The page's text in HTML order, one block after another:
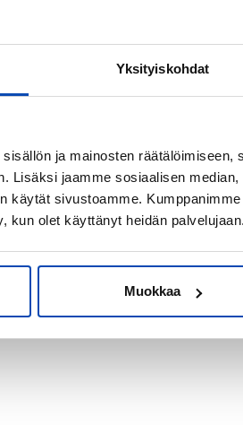
Yksityiskohdat
ja mainosten
Lisäksi jaamme sosiaalisen
käytät sivustoamme.
kun olet käyttänyt heidän palvelujaan.
Muokkaa
sijoitus-